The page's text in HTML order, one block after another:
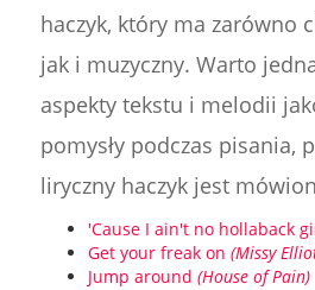
haczyk, który ma zarówno
jak i muzyczny. Warto
aspekty tekstu i melodii
pomysły podczas pisania,
liryczny haczyk jest
'Cause I ain't no hollaback
Get your freak on (Missy
Jump around (House of Pain)